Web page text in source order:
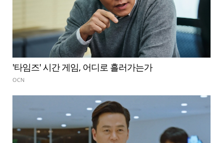
'타임즈' 시간 게임, 어디로 흘러가는가
OCN